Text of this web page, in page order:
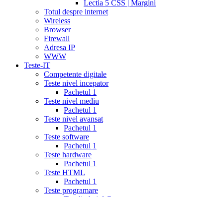
Lectia 5 CSS | Margini
Totul despre internet
Wireless
Browser
Firewall
Adresa IP
WWW
Teste-IT
Competente digitale
Teste nivel incepator
Pachetul 1
Teste nivel mediu
Pachetul 1
Teste nivel avansat
Pachetul 1
Teste software
Pachetul 1
Teste hardware
Pachetul 1
Teste HTML
Pachetul 1
Teste programare